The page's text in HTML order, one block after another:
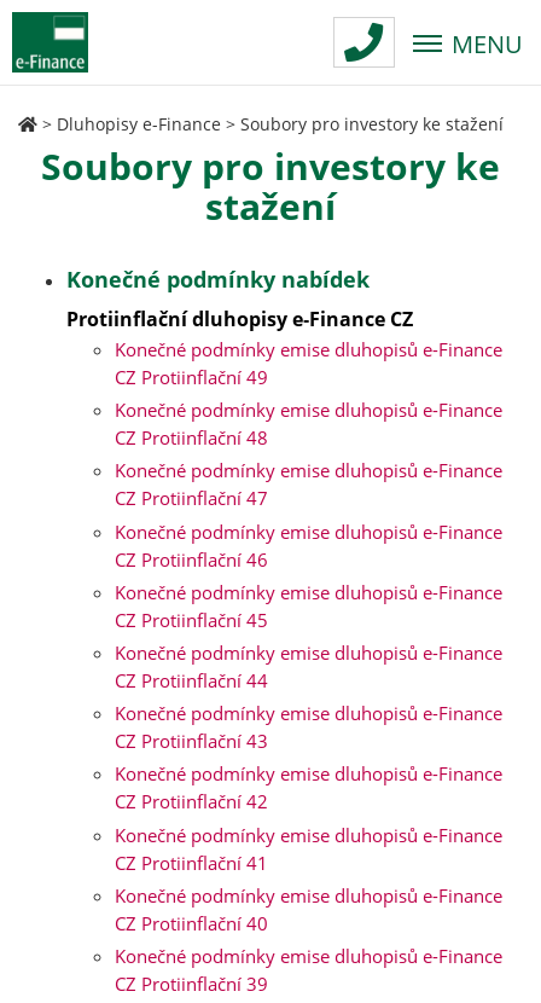
MENU
> Dluhopisy e-Finance > Soubory pro investory ke stažení
Soubory pro investory ke
stažení
Konečné podmínky nabídek
Protiinflační dluhopisy e‑Finance CZ
Konečné podmínky emise dluhopisů e-Finance
CZ Protiinflační 49
Konečné podmínky emise dluhopisů e-Finance
CZ Protiinflační 48
Konečné podmínky emise dluhopisů e-Finance
CZ Protiinflační 47
Konečné podmínky emise dluhopisů e-Finance
CZ Protiinflační 46
Konečné podmínky emise dluhopisů e-Finance
CZ Protiinflační 45
Konečné podmínky emise dluhopisů e-Finance
CZ Protiinflační 44
Konečné podmínky emise dluhopisů e-Finance
CZ Protiinflační 43
Konečné podmínky emise dluhopisů e-Finance
CZ Protiinflační 42
Konečné podmínky emise dluhopisů e-Finance
CZ Protiinflační 41
Konečné podmínky emise dluhopisů e-Finance
CZ Protiinflační 40
Konečné podmínky emise dluhopisů e-Finance
CZ Protiinflační 39